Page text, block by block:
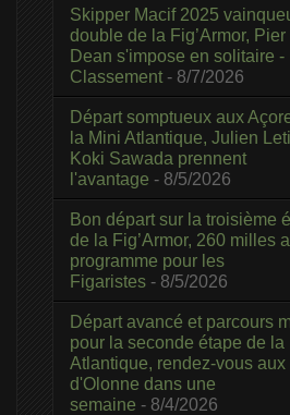
Skipper Macif 2025
double de la Fig’Armor,
Dean s'impose en solitaire -
Classement - 8/7/2026
Départ somptueux aux
la Mini Atlantique, Julien
Koki Sawada prennent
l'avantage - 8/5/2026
Bon départ sur la troisième
de la Fig’Armor, 260 milles
programme pour les
Figaristes - 8/5/2026
Départ avancé et parcours
pour la seconde étape de la
Atlantique, rendez-vous
d'Olonne dans une
semaine - 8/4/2026